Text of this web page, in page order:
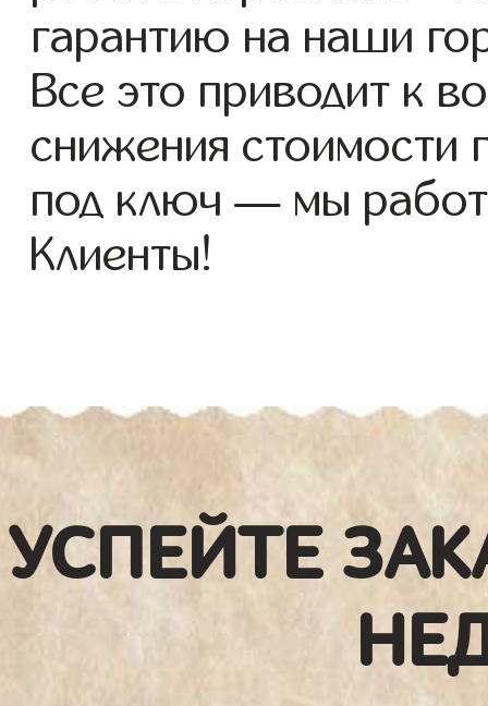
гарантию на наши
Все это приводит к
снижения стоимости
под ключ — мы
Клиенты!
УСПЕЙТЕ